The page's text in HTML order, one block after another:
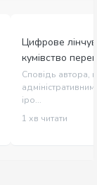
Цифрове
кумівство
Сповідь автора,
іро...
1 хв читати